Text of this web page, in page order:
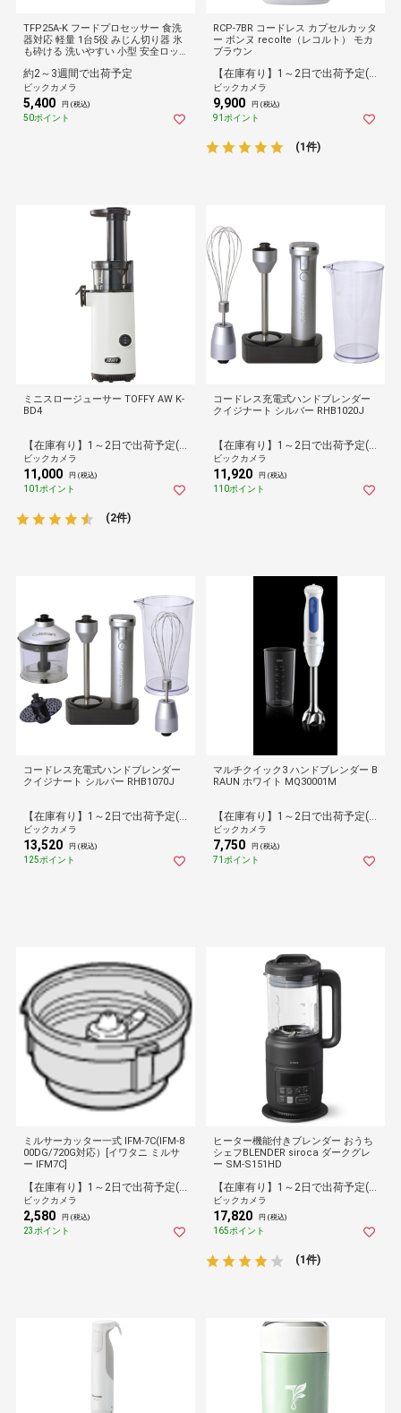
TFP25A-K フードプロセッサー 食洗
器対応 軽量 1台5役 みじん切り器 氷
も砕ける 洗いやすい 小型 安全ロッ
約2～3週間で出荷予定
ビックカメラ
5,400 円 (税込)
50ポイント
RCP-7BR コードレス カプセルカッタ
ー ボンヌ recolte（レコルト） モカ
ブラウン
【在庫有り】1～2日で出荷予定(日付指定可)
ビックカメラ
9,900 円 (税込)
91ポイント
(1件)
ミニスロージューサー TOFFY AW K-
BD4
ビックカメラ
11,000 円 (税込)
101ポイント
(2件)
コードレス充電式ハンドブレンダー
クイジナート シルバー RHB1020J
ビックカメラ
11,920 円 (税込)
110ポイント
コードレス充電式ハンドブレンダー
クイジナート シルバー RHB1070J
ビックカメラ
13,520 円 (税込)
125ポイント
マルチクイック3 ハンドブレンダー B
RAUN ホワイト MQ30001M
ビックカメラ
7,750 円 (税込)
71ポイント
ミルサーカッター一式 IFM-7C(IFM-8
00DG/720G対応）[イワタニ ミルサ
ー IFM7C]
ビックカメラ
2,580 円 (税込)
23ポイント
ヒーター機能付きブレンダー おうち
シェフBLENDER siroca ダークグレ
ー SM-S151HD
ビックカメラ
17,820 円 (税込)
165ポイント
(1件)